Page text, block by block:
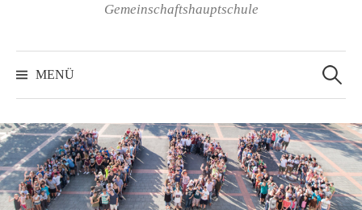
Gemeinschaftshauptschule
MENÜ
nach: